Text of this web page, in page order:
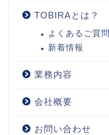
TOBIRAとは？
よくあるご質問
新着情報
業務内容
会社概要
お問い合わせ